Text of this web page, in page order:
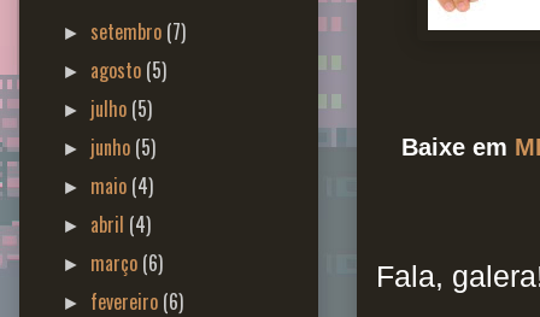
Baixe em
Fala,
► setembro (7)
► agosto (5)
► julho (5)
► junho (5)
► maio (4)
► abril (4)
► março (6)
► fevereiro (6)